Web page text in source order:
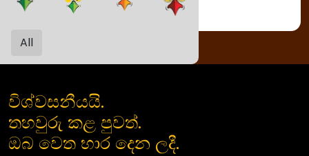
All
විශ්වසනීයයි.
තහවුරු කළ පුවත්.
ඔබ වෙත භාර දෙන ලදී.